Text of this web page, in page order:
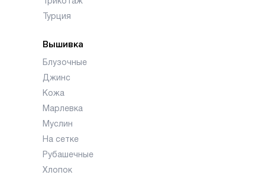
Турция
Вышивка
Блузочные
Джинс
Кожа
Марлевка
Муслин
На сетке
Рубашечные
Хлопок